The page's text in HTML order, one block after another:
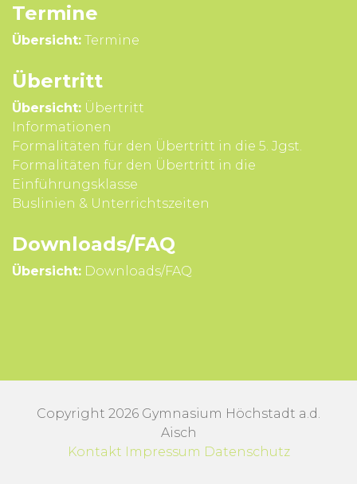
Termine
Übersicht: Termine
Übertritt
Übersicht: Übertritt
Infor­mationen
Formali­täten für den Über­tritt in die 5. Jgst.
Formali­täten für den Über­tritt in die
Einführungsklasse
Buslinien & Unterrichts­zeiten
Downloads/FAQ
Übersicht: Downloads/FAQ
Copyright 2026 Gymnasium Höchstadt a.d.
Aisch
Kontakt Impressum Datenschutz